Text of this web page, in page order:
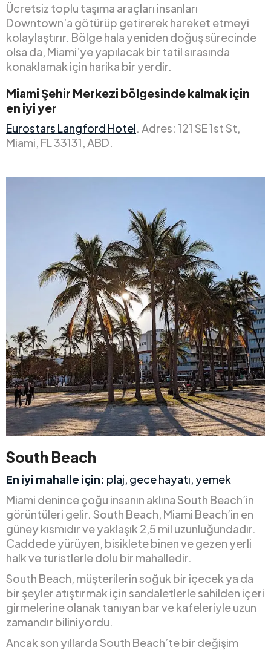
Ücretsiz toplu taşıma araçları insanları
Downtown’a götürüp getirerek hareket etmeyi
kolaylaştırır. Bölge hala yeniden doğuş sürecinde
olsa da, Miami’ye yapılacak bir tatil sırasında
konaklamak için harika bir yerdir.
Miami Şehir Merkezi bölgesinde kalmak için
en iyi yer
Eurostars Langford Hotel. Adres: 121 SE 1st St,
Miami, FL 33131, ABD.
South Beach
En iyi mahalle için: plaj, gece hayatı, yemek
Miami denince çoğu insanın aklına South Beach’in
görüntüleri gelir. South Beach, Miami Beach’in en
güney kısmıdır ve yaklaşık 2,5 mil uzunluğundadır.
Caddede yürüyen, bisiklete binen ve gezen yerli
halk ve turistlerle dolu bir mahalledir.
South Beach, müşterilerin soğuk bir içecek ya da
bir şeyler atıştırmak için sandaletlerle sahilden içeri
girmelerine olanak tanıyan bar ve kafeleriyle uzun
zamandır biliniyordu.
Ancak son yıllarda South Beach’te bir değişim